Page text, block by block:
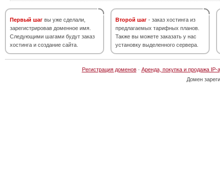
Первый шаг вы уже сделали,
зарегистрировав доменное имя.
Следующими шагами будут заказ
хостинга и создание сайта.
Второй шаг - заказ хостинга из
предлагаемых тарифных планов.
Также вы можете заказать у нас
установку выделенного сервера.
Регистрация доменов· Аренда, покупка и продажа IP-
Домен